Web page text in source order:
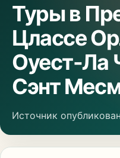
Туры в
Цлассе
Оуест-Ла
Сэнт
Источник